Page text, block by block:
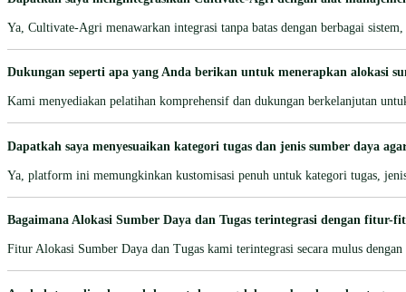
Ya, Cultivate-Agri menawarkan integrasi tanpa batas dengan berbagai
Dukungan seperti apa yang Anda berikan untuk menerapkan alokasi
Kami menyediakan pelatihan komprehensif dan dukungan berkelanjutan
Dapatkah saya menyesuaikan kategori tugas dan jenis sumber daya
Ya, platform ini memungkinkan kustomisasi penuh untuk kategori tugas,
Bagaimana Alokasi Sumber Daya dan Tugas terintegrasi dengan
Fitur Alokasi Sumber Daya dan Tugas kami terintegrasi secara mulus